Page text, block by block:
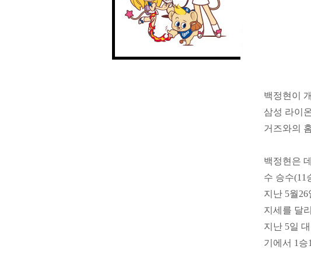
백정현이
삼성 라이
거즈와의
백정현은
수 승수(11
지난 5월
지세를 달
지난 5일
기에서 1